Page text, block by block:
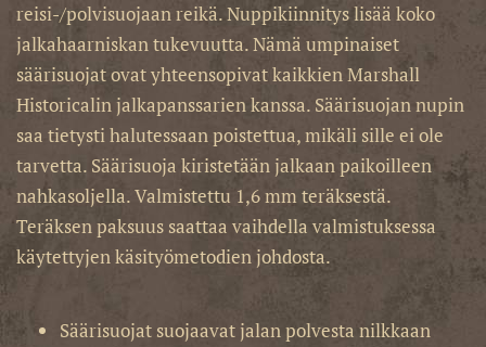
reisi-/polvisuojaan reikä. Nuppikiinnitys lisää koko
jalkahaarniskan tukevuutta. Nämä umpinaiset
säärisuojat ovat yhteensopivat kaikkien Marshall
Historicalin jalkapanssarien kanssa. Säärisuojan nupin
saa tietysti halutessaan poistettua, mikäli sille ei ole
tarvetta. Säärisuoja kiristetään jalkaan paikoilleen
nahkasoljella. Valmistettu 1,6 mm teräksestä.
Teräksen paksuus saattaa vaihdella valmistuksessa
käytettyjen käsityömetodien johdosta.
Säärisuojat suojaavat jalan polvesta nilkkaan